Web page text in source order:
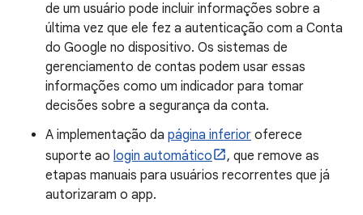
de um usuário pode incluir informações sobre a
última vez que ele fez a autenticação com a Conta
do Google no dispositivo. Os sistemas de
gerenciamento de contas podem usar essas
informações como um indicador para tomar
decisões sobre a segurança da conta.
A implementação da página inferior oferece
suporte ao login automático
, que remove as
etapas manuais para usuários recorrentes que já
autorizaram o app.